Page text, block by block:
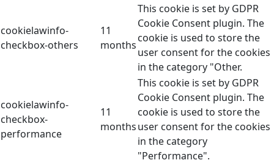
cookielawinfo-
checkbox-others
11
months
This cookie is set by GDPR
Cookie Consent plugin. The
cookie is used to store the
user consent for the cookies
in the category "Other.
cookielawinfo-
checkbox-
performance
11
months
This cookie is set by GDPR
Cookie Consent plugin. The
cookie is used to store the
user consent for the cookies
in the category
"Performance".